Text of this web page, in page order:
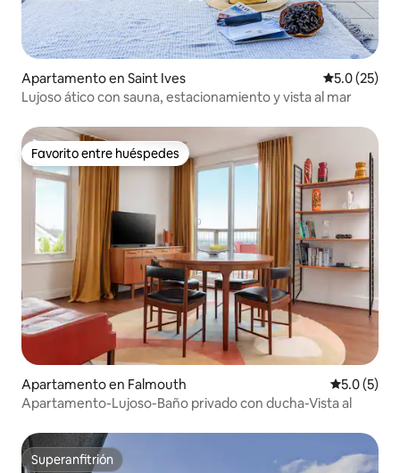
Apartamento en Saint Ives Calificación
5.0 (25)
Lujoso ático con sauna, estacionamiento y vista al mar
Favorito entre huéspedes
Favorito entre huéspedes
Apartamento en Falmouth
5.0 (5)
Apartamento-Lujoso-Baño privado con ducha-Vista al
Superanfitrión
Superanfitrión